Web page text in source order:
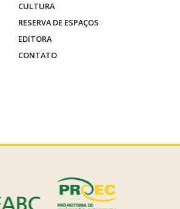
CULTURA
RESERVA DE ESPAÇOS
EDITORA
CONTATO